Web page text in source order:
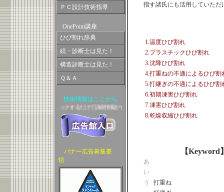
ＰＣ設計技術指導
OnePoint講座
ひび割れ辞典
続・診断士は見た！
構造診断士は見た！
Ｑ＆Ａ
技術情報はここから
ービス名をクリックするだけで詳細情報がすぐに見られます。
バナー広告募集要
領
指す諸氏にも活用していただ
1.温度ひび割れ
2.プラスチックひび割れ
3.沈降ひび割れ
4.打重ねの不適によるひび
5.打継ぎの不適によるひび割
6.初期凍害ひび割れ
7.凍害ひび割れ
8.乾燥収縮ひび割れ
【Keyword
あ
い
う
打重ね